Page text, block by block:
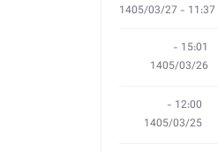
11:37 - 1405/03/27
15:01 -
1405/03/26
12:00 -
1405/03/25